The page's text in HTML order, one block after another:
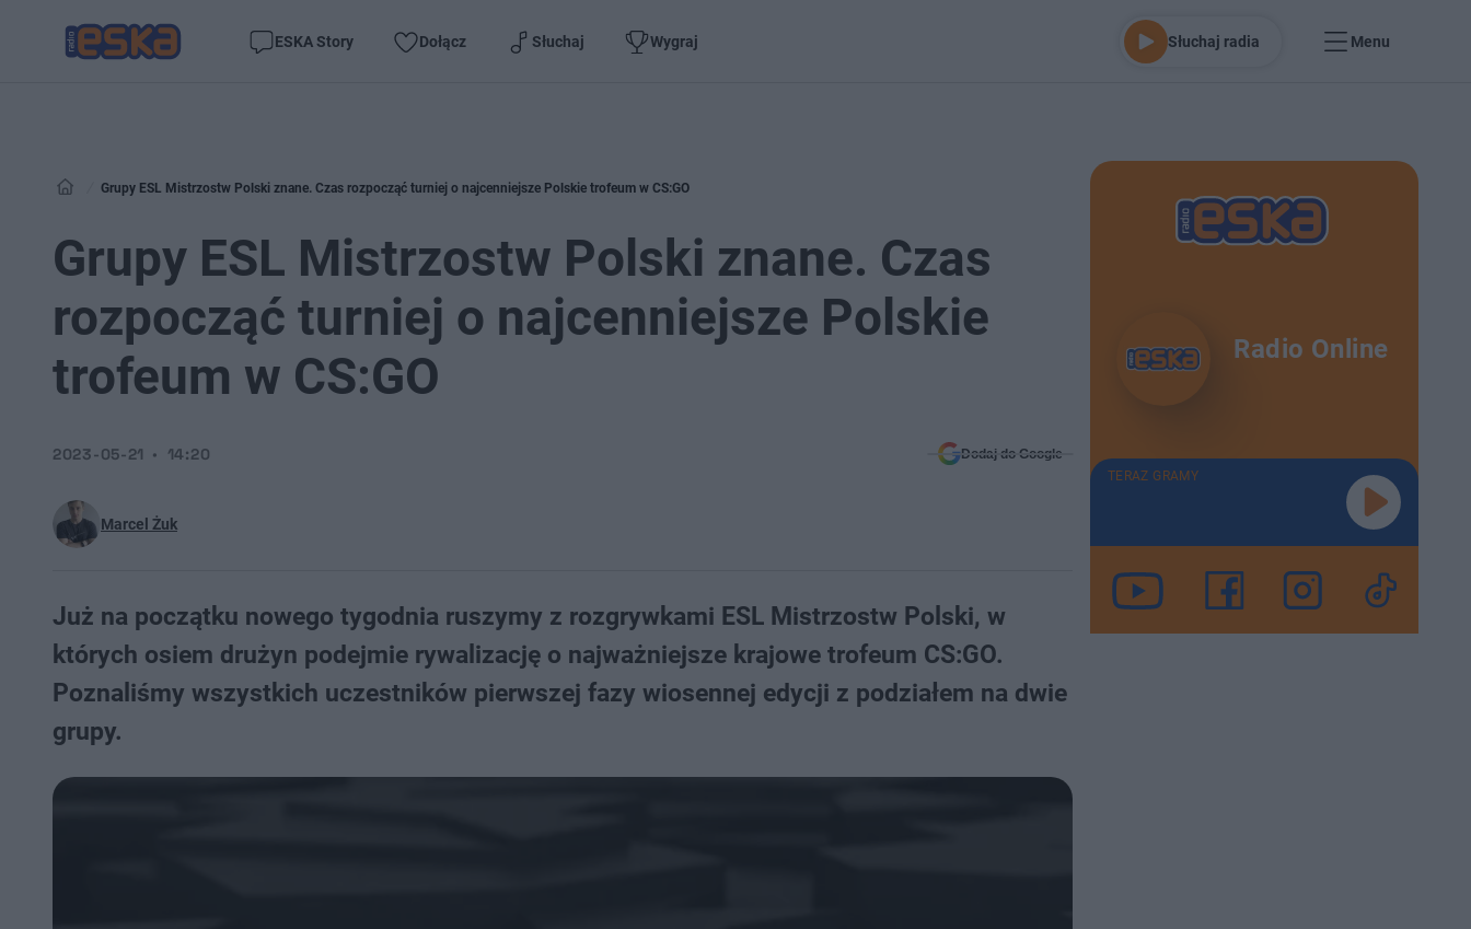
ESKA Story Dołącz Słuchaj Wygraj Słuchaj radia Menu
Grupy ESL Mistrzostw Polski znane. Czas rozpocząć turniej o najcenniejsze Polskie trofeum w CS:GO
Grupy ESL Mistrzostw Polski znane. Czas
rozpocząć turniej o najcenniejsze Polskie
trofeum w CS:GO
Marcel Żuk
2023-05-21 14:20 Dodaj do Google
Już na początku nowego tygodnia ruszymy z rozgrywkami ESL Mistrzostw Polski, w
których osiem drużyn podejmie rywalizację o najważniejsze krajowe trofeum CS:GO.
Poznaliśmy wszystkich uczestników pierwszej fazy wiosennej edycji z podziałem na dwie
grupy.
Radio Online
TERAZ GRAMY